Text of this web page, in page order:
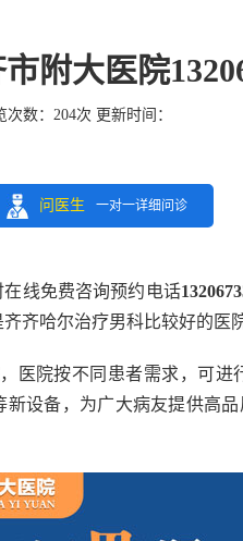
附大医院
数： 204次 更新时间：
问医生 一对一详细问诊
线免费咨询预约电话
齐哈尔治疗男科比较好的医院
院按不同患者需求，可进
设备，为广大病友提供高